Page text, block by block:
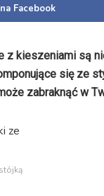
Facebook
z kieszeniami są
się ze
zabraknąć w